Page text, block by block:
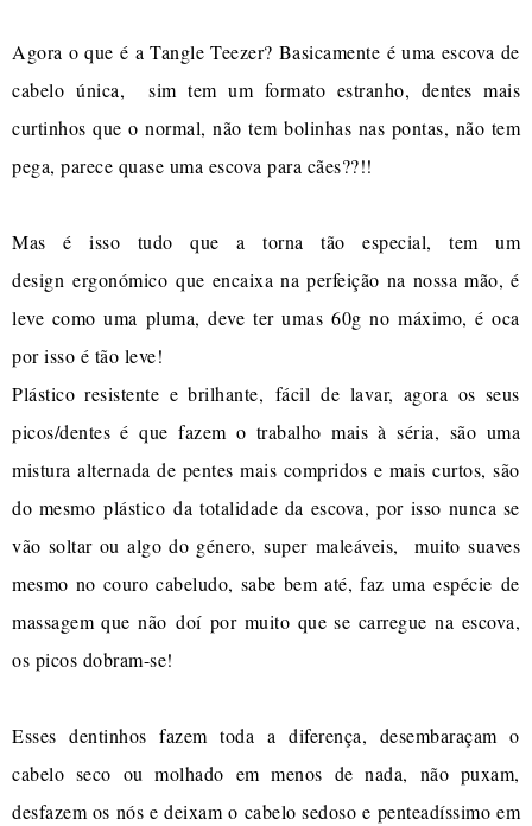
Agora o que é a Tangle Teezer? Basicamente é uma escova de
cabelo única, sim tem um formato estranho, dentes mais
curtinhos que o normal, não tem bolinhas nas pontas, não tem
pega, parece quase uma escova para cães??!!
Mas é isso tudo que a torna tão especial, tem um
design ergonómico que encaixa na perfeição na nossa mão, é
leve como uma pluma, deve ter umas 60g no máximo, é oca
por isso é tão leve!
Plástico resistente e brilhante, fácil de lavar, agora os seus
picos/dentes é que fazem o trabalho mais à séria, são uma
mistura alternada de pentes mais compridos e mais curtos, são
do mesmo plástico da totalidade da escova, por isso nunca se
vão soltar ou algo do género, super maleáveis, muito suaves
mesmo no couro cabeludo, sabe bem até, faz uma espécie de
massagem que não doí por muito que se carregue na escova,
os picos dobram-se!
Esses dentinhos fazem toda a diferença, desembaraçam o
cabelo seco ou molhado em menos de nada, não puxam,
desfazem os nós e deixam o cabelo sedoso e penteadíssimo em